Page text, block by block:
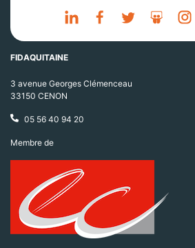
FIDAQUITAINE
3 avenue Georges Clémenceau
33150 CENON
05 56 40 94 20
Membre de